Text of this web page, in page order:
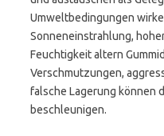
Umweltbedingungen
Sonneneinstrahlung,
Feuchtigkeit altern
Verschmutzungen,
falsche Lagerung können
beschleunigen.